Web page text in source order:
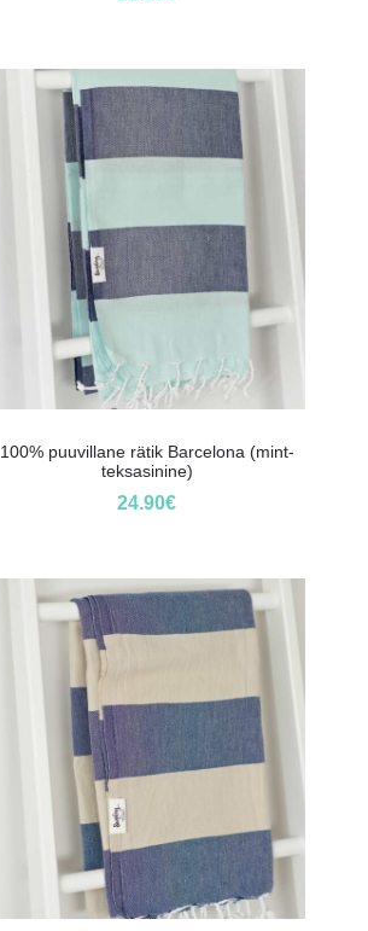
100% puuvillane rätik Barcelona (mint-
teksasinine)
24.90€